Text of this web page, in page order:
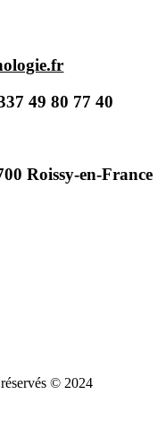
49 80 77 40
Roissy-en-France
© 2024